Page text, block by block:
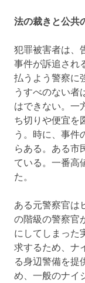
法の裁きと公共
犯罪被害者は、
事件が訴追され
払うよう警察に
うすべのない者
はできない。一
ち切りや便宜を
う。時に、事件
らある。ある市
ている。一番高
た。
ある元警察官は
の階級の警察官
にしてしまった
求するため、ナ
る身辺警備を提
め、一般のナイ